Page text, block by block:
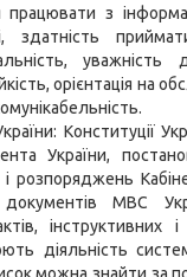
працювати з
здатність
орієнтація на
Конституції
України,
розпоряджень
документів МВС
інструктивних
діяльність